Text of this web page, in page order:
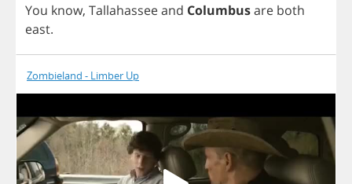
You know, Tallahasseeand Columbusare both
east.
Zombieland - Limber Up